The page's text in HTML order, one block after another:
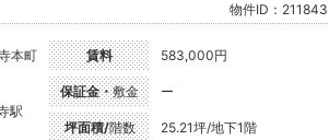
物件ID：211843
本町
駅
賃料 583,000円
保証金・敷金 ー
坪面積/階数 25.21坪/地下1階